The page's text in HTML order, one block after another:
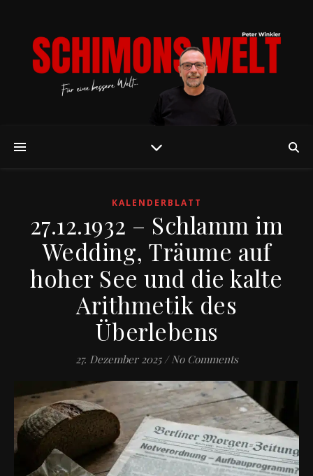
KALENDERBLATT
27.12.1932 – Schlamm im
Wedding, Träume auf
hoher See und die kalte
Arithmetik des
Überlebens
27. Dezember 2025 / No Comments